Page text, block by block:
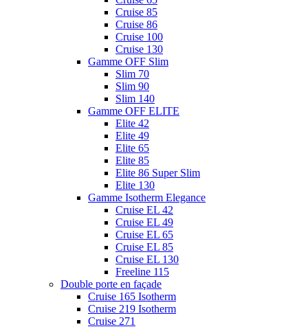
Cruise 85
Cruise 86
Cruise 100
Cruise 130
Gamme OFF Slim
Slim 70
Slim 90
Slim 140
Gamme OFF ELITE
Elite 42
Elite 49
Elite 65
Elite 85
Elite 86 Super Slim
Elite 130
Gamme Isotherm Elegance
Cruise EL 42
Cruise EL 49
Cruise EL 65
Cruise EL 85
Cruise EL 130
Freeline 115
Double porte en façade
Cruise 165 Isotherm
Cruise 219 Isotherm
Cruise 271